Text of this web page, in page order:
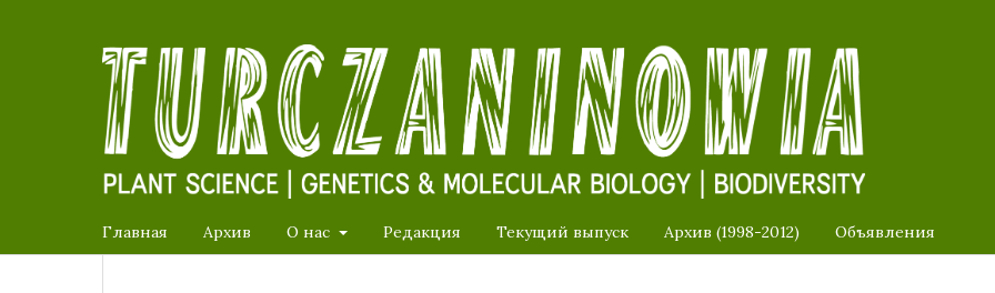
Главная Архив О нас Редакция Текущий выпуск Архив (1998-2012) Объявления